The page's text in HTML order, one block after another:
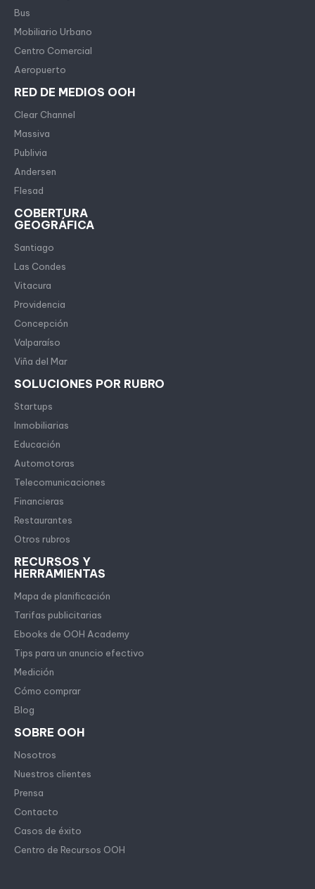
Bus
Mobiliario Urbano
Centro Comercial
Aeropuerto
RED DE MEDIOS OOH
Clear Channel
Massiva
Publivia
Andersen
Flesad
COBERTURA
GEOGRÁFICA
Santiago
Las Condes
Vitacura
Providencia
Concepción
Valparaíso
Viña del Mar
SOLUCIONES POR RUBRO
Startups
Inmobiliarias
Educación
Automotoras
Telecomunicaciones
Financieras
Restaurantes
Otros rubros
RECURSOS Y
HERRAMIENTAS
Mapa de planificación
Tarifas publicitarias
Ebooks de OOH Academy
Tips para un anuncio efectivo
Medición
Cómo comprar
Blog
SOBRE OOH
Nosotros
Nuestros clientes
Prensa
Contacto
Casos de éxito
Centro de Recursos OOH